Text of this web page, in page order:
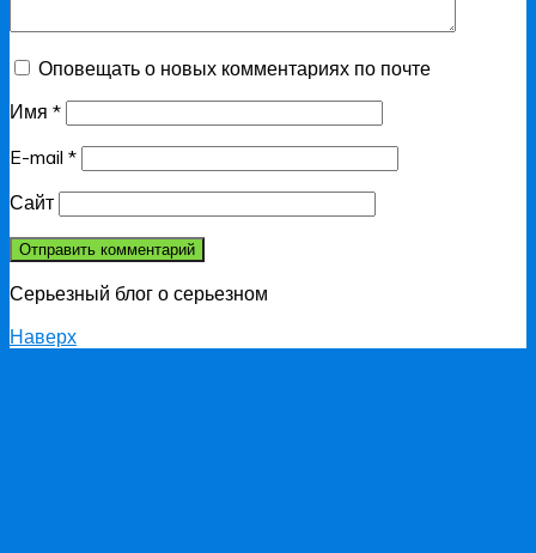
Оповещать о новых комментариях по почте
Имя *
E-mail *
Сайт
Серьезный блог о серьезном
Наверх